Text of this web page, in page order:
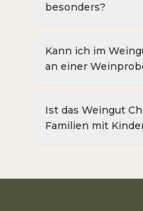
besonders?
Kann ich im
an einer
Ist das Weingut
Familien mit